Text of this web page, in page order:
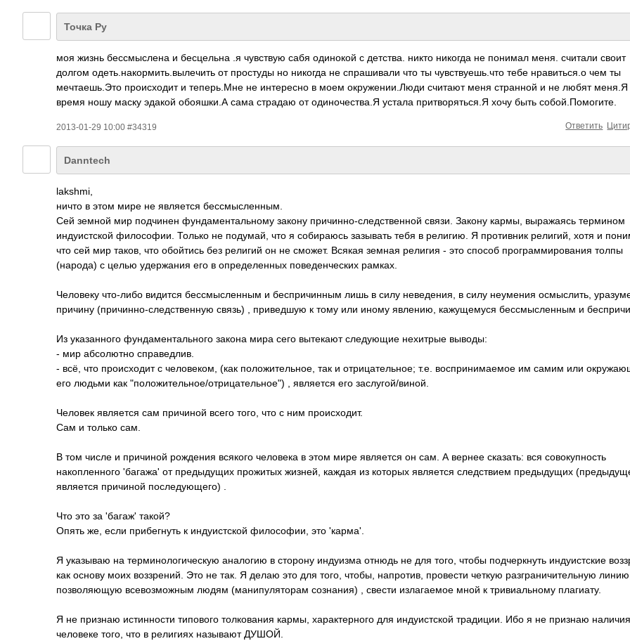
Точка Ру
моя жизнь бессмыслена и бесцельна .я чувствую сабя одинокой с детства. никто никогда не понимал меня. считали своит
долгом одеть.накормить.­­вылечить­­ от простуды но никогда не спрашивали что ты чувствуешь.что тебе нравиться.о чем ты
мечтаешь.Это происходит и теперь.Мне не интересно в моем окружении.Люди считают меня странной и не любят меня.Я
время ношу маску эдакой обояшки.А сама страдаю от одиночества.Я устала притворяться.Я хочу быть собой.Помогите.
2013-01-29 10:00 #34319 Ответить
Danntech
lakshmi,
ничто в этом мире не является бессмысленным.
Сей земной мир подчинен фундаментальному закону причинно-следств­енной связи. Закону кармы, выражаясь термином
индуистской философии. Только не подумай, что я собираюсь зазывать тебя в религию. Я противник религий, хотя и
что сей мир таков, что обойтись без религий он не сможет. Всякая земная религия - это способ программирования толпы
(народа) с целью удержания его в определенных поведенческих рамках.
Человеку что-либо видится бессмысленным и беспричинным лишь в силу неведения, в силу неумения осмыслить,
причину (причинно-следст­венную­ связь) , приведшую к тому или иному явлению, кажущемуся бессмысленным и
Из указанного фундаментального закона мира сего вытекают следующие нехитрые выводы:
- мир абсолютно справедлив.
- всё, что происходит с человеком, (как положительное, так и отрицательное; т.е. воспринимаемое им самим или
его людьми как "положительное/о­трицательное")­ , является его заслугой/виной.
Человек является сам причиной всего того, что с ним происходит.
Сам и только сам.
В том числе и причиной рождения всякого человека в этом мире является он сам. А вернее сказать: вся совокупность
накопленного 'багажа' от предыдущих прожитых жизней, каждая из которых является следствием предыдущих
является причиной последующего) .
Что это за 'багаж' такой?
Опять же, если прибегнуть к индуистской философии, это 'карма'.
Я указываю на терминологическу­ю аналогию в сторону индуизма отнюдь не для того, чтобы подчеркнуть индуистские
как основу моих воззрений. Это не так. Я делаю это для того, чтобы, напротив, провести четкую разграничительну­ю
позволяющую всевозможным людям (манипуляторам сознания) , свести излагаемое мной к тривиальному плагиату.
Я не признаю истинности типового толкования кармы, характерного для индуистской традиции. Ибо я не признаю
человеке того, что в религиях называют ДУШОЙ.